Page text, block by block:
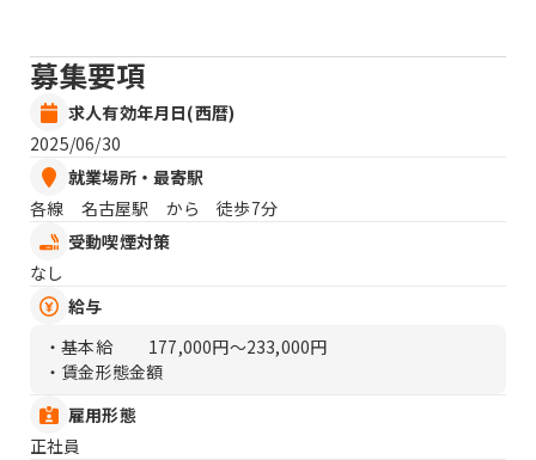
募集要項
求人有効年月日(西暦)
2025/06/30
就業場所・最寄駅
各線 名古屋駅 から 徒歩7分
受動喫煙対策
なし
給与
・基本給
177,000円〜233,000円
・賃金形態金額
雇用形態
正社員